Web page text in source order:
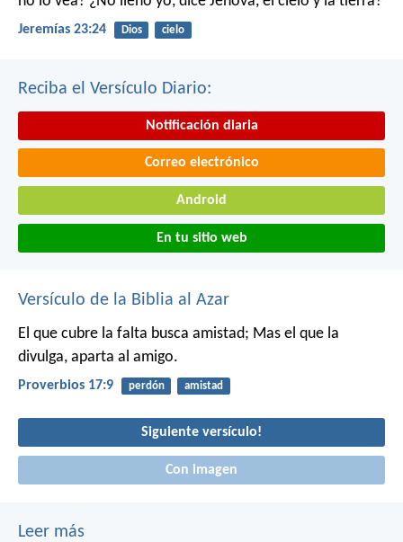
Jeremías 23:24 Dios cielo
Reciba el Versículo Diario:
Notificación diaria
Correo electrónico
Android
En tu sitio web
Versículo de la Biblia al Azar
El que cubre la falta busca amistad; Mas el que la
divulga, aparta al amigo.
Proverbios 17:9 perdón amistad
Siguiente versículo!
Con imagen
Leer más